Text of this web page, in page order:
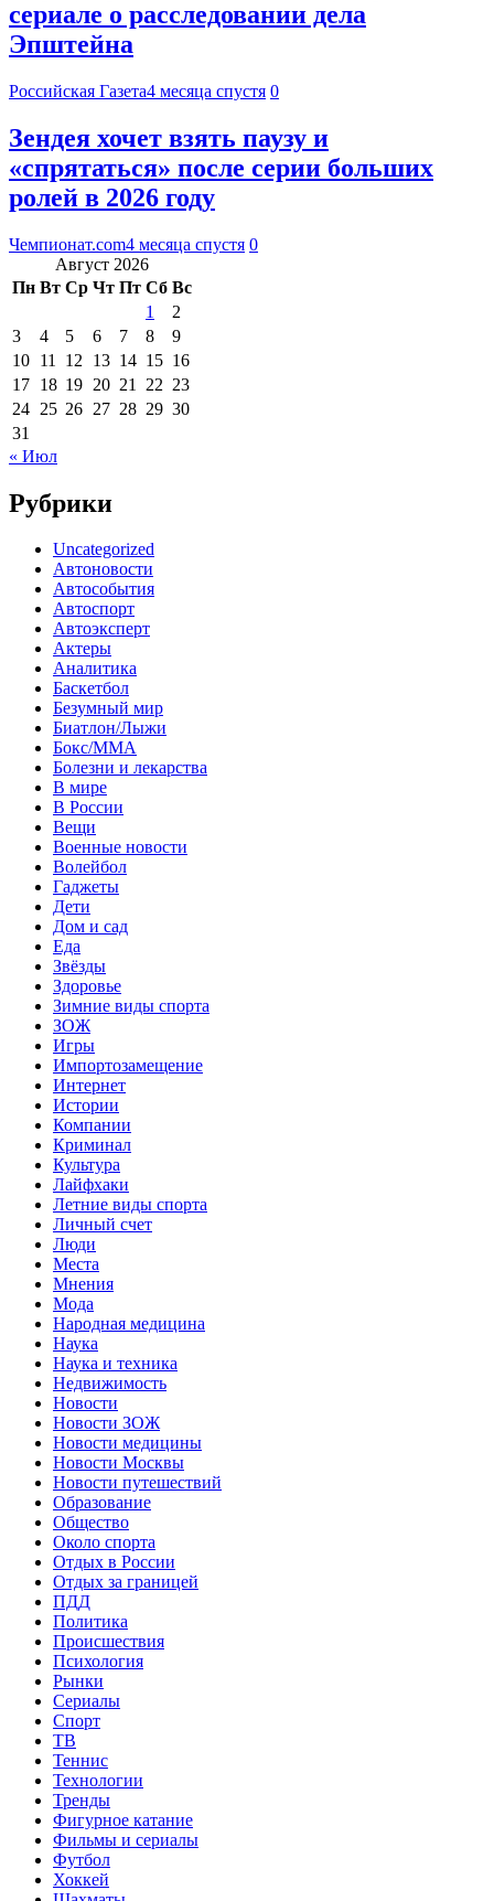
сериале о расследовании дела
Эпштейна
Российская Газета4 месяца спустя 0
Зендея хочет взять паузу и
«спрятаться» после серии больших
ролей в 2026 году
Чемпионат.com4 месяца спустя 0
Август 2026
Пн Вт Ср Чт Пт Сб Вс
1
2
3
4 5 6 7 8
9
10 11 12 13 14 15 16
17 18 19 20 21 22 23
24 25 26 27 28 29 30
31
« Июл
Рубрики
Uncategorized
Автоновости
Автособытия
Автоспорт
Автоэксперт
Актеры
Аналитика
Баскетбол
Безумный мир
Биатлон/Лыжи
Бокс/MMA
Болезни и лекарства
В мире
В России
Вещи
Военные новости
Волейбол
Гаджеты
Дети
Дом и сад
Еда
Звёзды
Здоровье
Зимние виды спорта
ЗОЖ
Игры
Импортозамещение
Интернет
Истории
Компании
Криминал
Культура
Лайфхаки
Летние виды спорта
Личный счет
Люди
Места
Мнения
Мода
Народная медицина
Наука
Наука и техника
Недвижимость
Новости
Новости ЗОЖ
Новости медицины
Новости Москвы
Новости путешествий
Образование
Общество
Около спорта
Отдых в России
Отдых за границей
ПДД
Политика
Происшествия
Психология
Рынки
Сериалы
Спорт
ТВ
Теннис
Технологии
Тренды
Фигурное катание
Фильмы и сериалы
Футбол
Хоккей